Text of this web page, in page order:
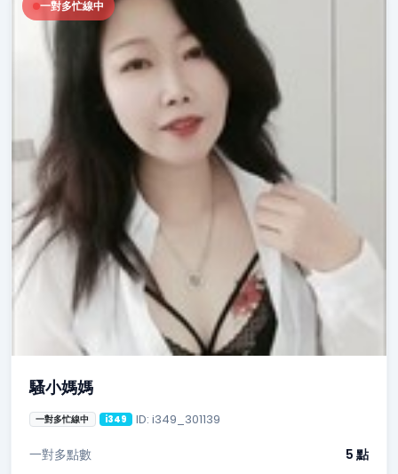
一對多忙線中
騷小媽媽
一對多忙線中 i349 ID: i349_301139
一對多點數 5 點